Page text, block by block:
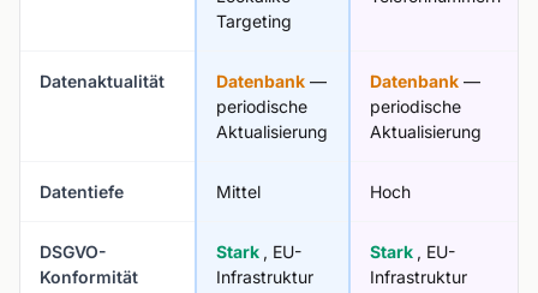
Targeting
Datenaktualität Datenbank —
periodische
Aktualisierung
Datenbank —
periodische
Aktualisierung
Datentiefe Mittel Hoch
DSGVO-
Konformität
Stark , EU-
Infrastruktur
Stark , EU-
Infrastruktur